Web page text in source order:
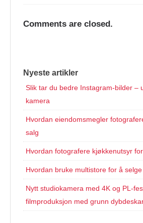
Comments are closed.
Nyeste artikler
Slik tar du bedre Instagram-bilder –
kamera
Hvordan eiendomsmegler
salg
Hvordan fotografere kjøkkenutsyr
Hvordan bruke multistore for å
Nytt studiokamera med 4K og PL-
filmproduksjon med grunn